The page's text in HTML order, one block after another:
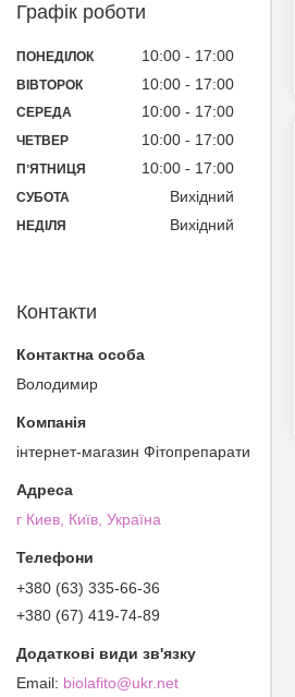
Графік роботи
ПОНЕДІЛОК 10:00 17:00
ВІВТОРОК 10:00 17:00
СЕРЕДА 10:00 17:00
ЧЕТВЕР 10:00 17:00
ПʼЯТНИЦЯ 10:00 17:00
СУБОТА Вихідний
НЕДІЛЯ Вихідний
Контакти
Володимир
інтернет-магазин Фітопрепарати
г Киев, Київ, Україна
+380 (63) 335-66-36
+380 (67) 419-74-89
biolafito@ukr.net